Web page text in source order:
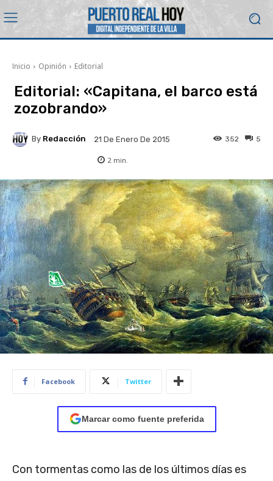
Inicio Opinión Editorial
Editorial: «Capitana, el barco está
zozobrando»
By Redacción 21 De Enero De 2015 5
352
2 min.
Facebook Twitter
Marcar como fuente preferida
Con tormentas como las de los últimos días es